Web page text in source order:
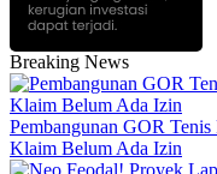
Breaking News
Pembangunan GOR
Klaim Belum Ada Izin